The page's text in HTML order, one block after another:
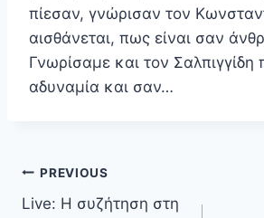
πίεσαν, γνώρισαν τον
αισθάνεται, πως είναι σαν
Γνωρίσαμε και τον Σαλπιγγίδη
αδυναμία και σαν…
Πλοήγηση
άρθρων
PREVIOUS
Live: Η συζήτηση στη